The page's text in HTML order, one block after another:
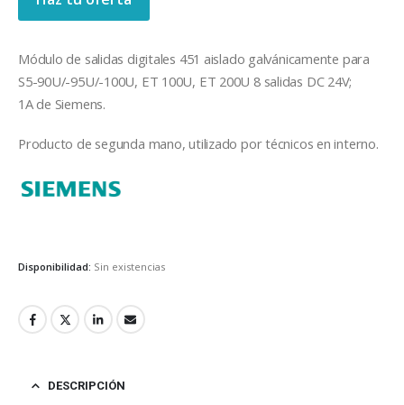
Módulo de salidas digitales 451 aislado galvánicamente para
S5-90U/-95U/-100U, ET 100U, ET 200U 8 salidas DC 24V;
1A de Siemens.
Producto de segunda mano, utilizado por técnicos en interno.
Disponibilidad: Sin existencias
DESCRIPCIÓN